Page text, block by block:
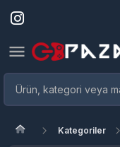
Kategoriler